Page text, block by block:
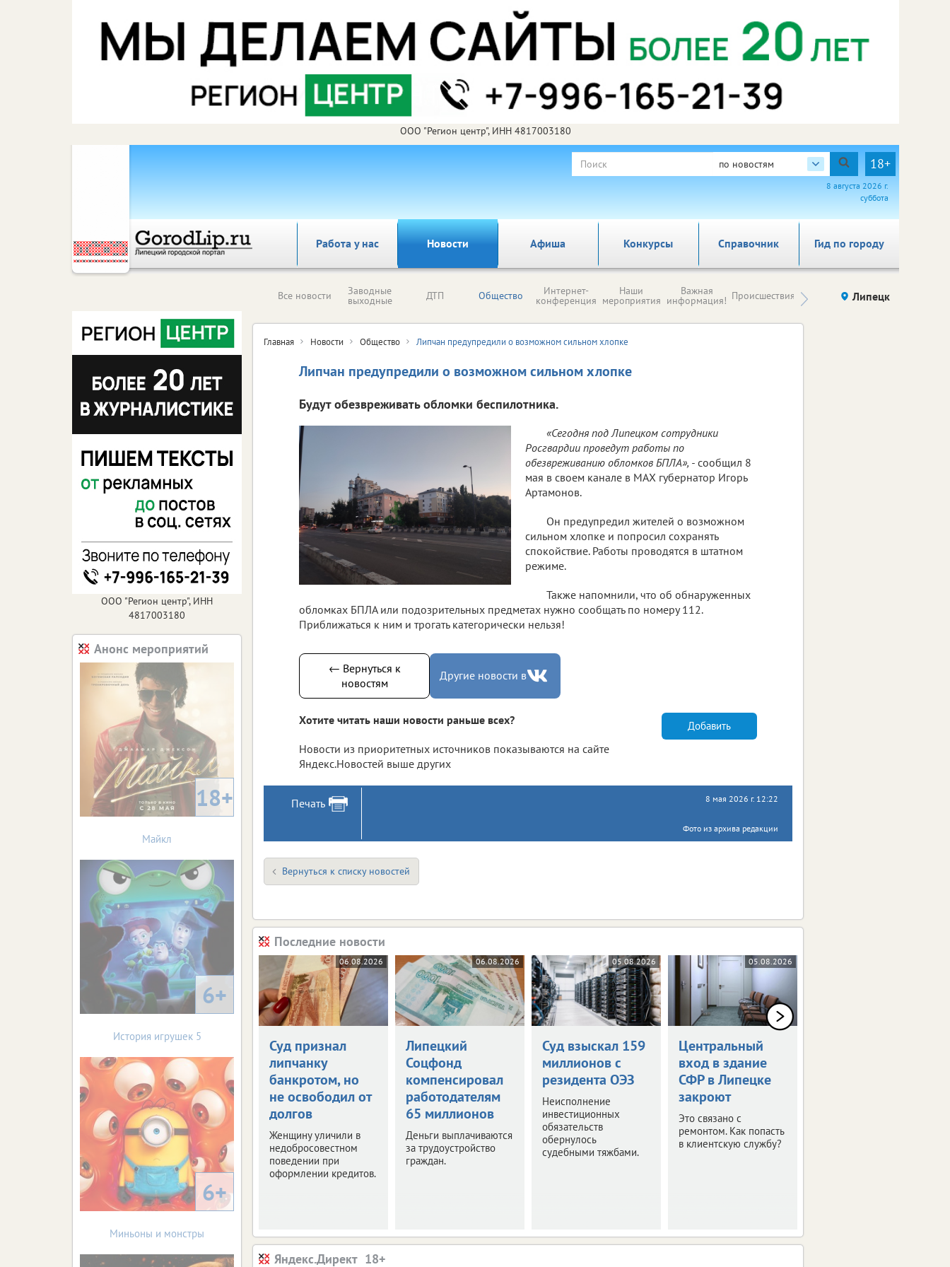
ООО "Регион центр", ИНН 4817003180
по новостям 18+
8 августа 2026 г.
суббота
Работа у нас Новости Афиша Справочник Гид по городу
Конкурсы
Все новости Заводные
выходные ДТП Общество Интернет-
конференция
Наши
мероприятия
Важная
информация! Происшествия Здоровье компаний (на
правах
Липецк
Главная Новости Общество Липчан предупредили о возможном сильном хлопке
Липчан предупредили о возможном сильном хлопке
Будут обезвреживать обломки беспилотника.
«Сегодня под Липецком сотрудники
Росгвардии проведут работы по
обезвреживанию обломков БПЛА», - сообщил 8
мая в своем канале в МАХ губернатор Игорь
Артамонов.
Он предупредил жителей о возможном
сильном хлопке и попросил сохранять
спокойствие. Работы проводятся в штатном
режиме.
Также напомнили, что об обнаруженных
обломках БПЛА или подозрительных предметах нужно сообщать по номеру 112.
Приближаться к ним и трогать категорически нельзя!
← Вернуться к
новостям
Другие новости в
Хотите читать наши новости раньше всех?
Новости из приоритетных источников показываются на сайте
Яндекс.Новостей выше других
Добавить
Печать 8 мая 2026 г. 12:22
Фото из архива редакции
Вернуться к списку новостей
Последние новости
06.08.2026
Суд признал
липчанку
банкротом, но
не освободил от
долгов
Женщину уличили в
недобросовестном
поведении при
оформлении кредитов.
06.08.2026
Липецкий
Соцфонд
компенсировал
работодателям
65 миллионов
Деньги выплачиваются
за трудоустройство
граждан.
05.08.2026
Суд взыскал 159
миллионов с
резидента ОЭЗ
Неисполнение
инвестиционных
обязательств
обернулось
судебными тяжбами.
05.08.2026
Центральный
вход в здание
СФР в Липецке
закроют
Это связано с
ремонтом. Как попасть
в клиентскую службу?
Яндекс.Директ
ООО "Регион центр", ИНН
4817003180
Анонс мероприятий
18+
Майкл
6+
История игрушек 5
6+
Миньоны и монстры